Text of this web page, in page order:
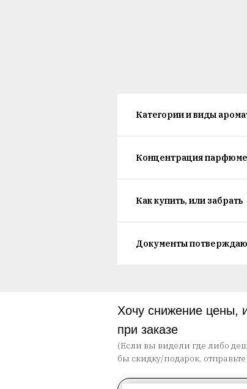
Категории и виды
Концентрация
Как купить, или забрать
Документы
Хочу снижение цены,
при заказе
(Если вы видели где либо
бы скидку/подарок,